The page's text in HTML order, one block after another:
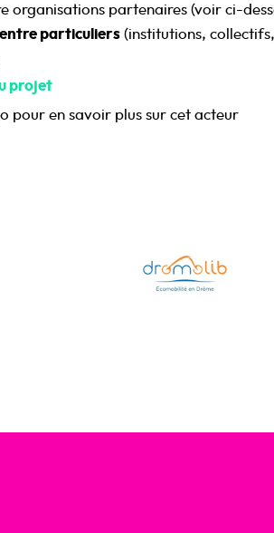
organisations partenaires (voir ci-
particuliers (institutions,
projet
pour en savoir plus sur cet acteur